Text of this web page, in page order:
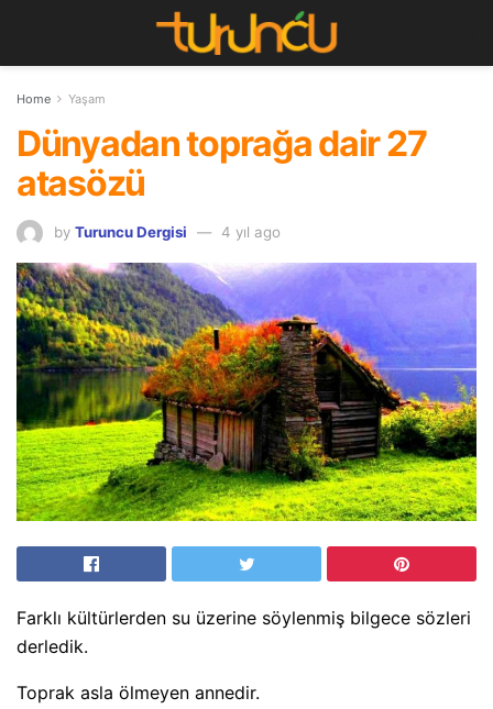
Home Yaşam
Dünyadan toprağa dair 27
atasözü
by Turuncu Dergisi 4 yıl ago
Farklı kültürlerden su üzerine söylenmiş bilgece sözleri
derledik.
Toprak asla ölmeyen annedir.